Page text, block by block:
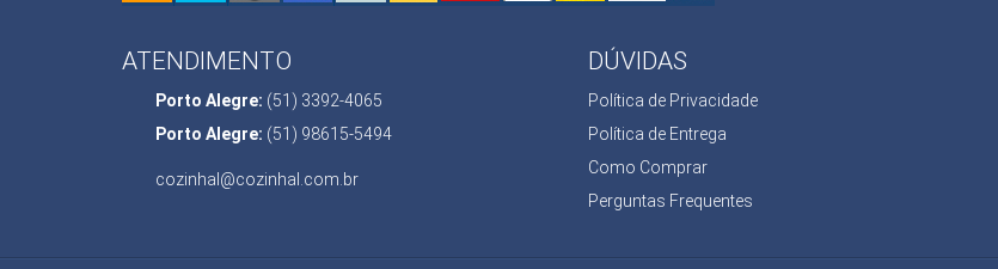
ATENDIMENTO
Porto Alegre: (51) 3392-4065
Porto Alegre: (51) 98615-5494
cozinhal@cozinhal.com.br
DÚVIDAS
Política de Privacidade
Política de Entrega
Como Comprar
Perguntas Frequentes